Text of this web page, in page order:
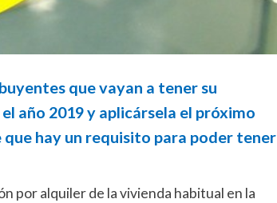
que vayan a tener su
año 2019 y aplicársela el próximo
que hay un requisito para poder tener
por alquiler de la vivienda habitual en la